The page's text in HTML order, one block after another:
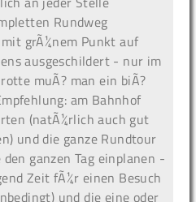
Rundweg
grÃ¼nem Punkt auf
ausgeschildert - nur im
muÃ? man ein biÃ?
am Bahnhof
(natÃ¼rlich auch gut
und die ganze Rundtour
ganzen Tag einplanen -
Zeit fÃ¼r einen Besuch
und die eine oder